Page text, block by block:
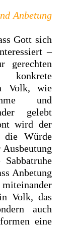
Anbetung
Gott sich
–
gerechten
konkrete
Volk, wie
und
gelebt
wird der
die Würde
Anbetung
Volk, das
auch
eine